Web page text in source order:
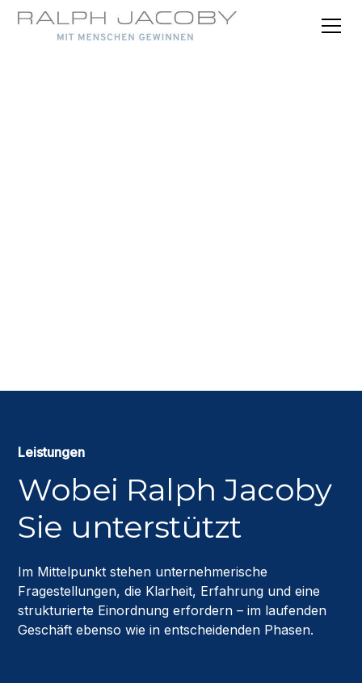
Leistungen
Wobei Ralph Jacoby
Sie unterstützt
Im Mittelpunkt stehen unternehmerische
Fragestellungen, die Klarheit, Erfahrung und eine
strukturierte Einordnung erfordern – im laufenden
Geschäft ebenso wie in entscheidenden Phasen.